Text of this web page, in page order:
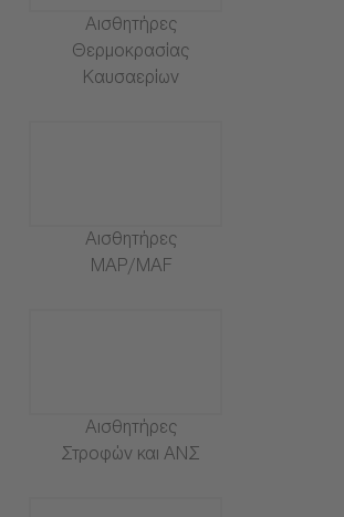
Αισθητήρες
Θερμοκρασίας
Καυσαερίων
Αισθητήρες
MAP/MAF
Αισθητήρες
Στροφών και ΑΝΣ